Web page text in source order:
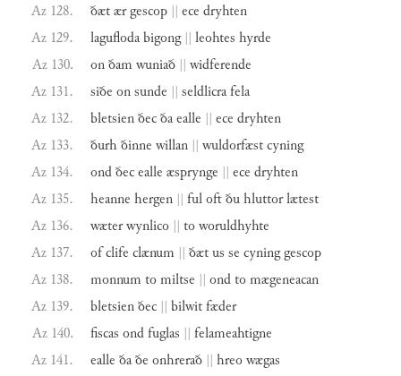
Az 128.
ðætærgescop || ece dryhten
Az 129.
laguflodabigong || leohtes hyrde
Az 130.
onðam wuniað || widferende
Az 131.
siðe onsunde || seldlicrafela
Az 132.
bletsienðecðaealle || ece dryhten
Az 133.
ðurh ðinne willan || wuldorfæstcyning
Az 134.
ondðecealle æsprynge || ece dryhten
Az 135.
heanne hergen || fuloftðuhluttorlætest
Az 136.
wæterwynlico || toworuldhyhte
Az 137.
ofclife clænum || ðætus se cyninggescop
Az 138.
monnum tomiltse || ondtomægeneacan
Az 139.
bletsienðec || bilwitfæder
Az 140.
fiscas ondfuglas || felameahtigne
Az 141.
ealle ðaðe onhrerað || hreowægas